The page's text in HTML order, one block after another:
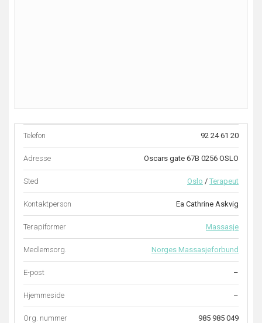
Telefon 92 24 61 20
Adresse Oscars gate 67B 0256 OSLO
Sted Oslo / Terapeut
Kontaktperson Ea Cathrine Askvig
Terapiformer Massasje
Medlemsorg. Norges Massasjeforbund
E-post –
Hjemmeside –
Org. nummer 985 985 049